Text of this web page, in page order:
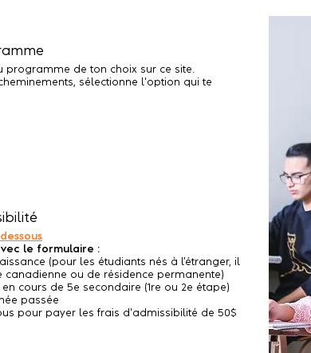
de ton choix sur ce site.
sélectionne l'option qui te
le formulaire :
(pour les étudiants nés à l’étranger, il
canadienne ou de résidence permanente)
cours de 5e secondaire (1re ou 2e étape)
passée
pour payer les frais d'admissibilité de 50$